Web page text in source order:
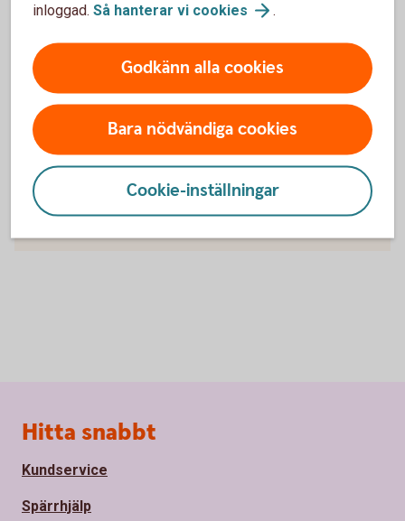
Villkor Hemförsäkring (pdf)
TecknaHemförsäkring
För att se detta innehåll behöver du först
godkänna cookies för Funktioner, prestanda
Inställningar för cookies
inloggad. Så hanterar vi cookies .
Godkänn alla cookies
Bara nödvändiga cookies
Cookie-inställningar
Sidfot
Hitta snabbt
Kundservice
Spärrhjälp